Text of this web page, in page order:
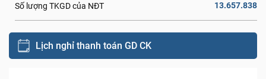
Số lượng TKGD của NĐT 13.657.838
Lịch nghỉ thanh toán GD CK